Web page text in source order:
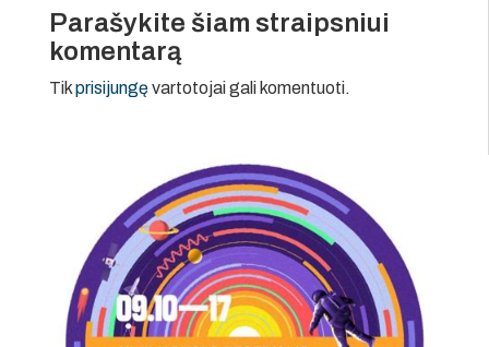
Parašykite šiam straipsniui
komentarą
Tikprisijungęvartotojai gali komentuoti.